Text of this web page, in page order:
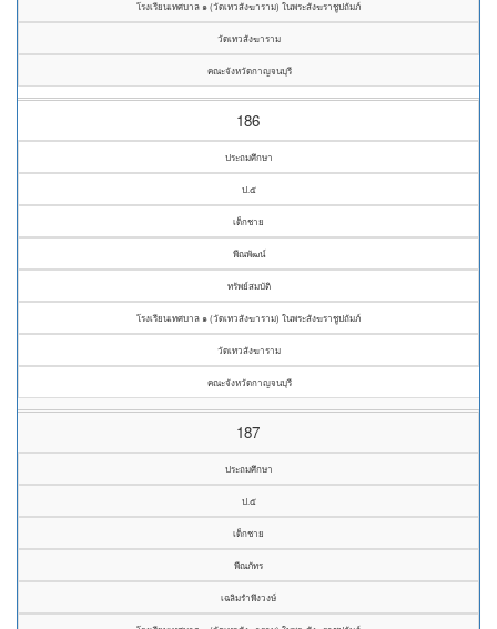
โรงเรียนเทศบาล ๑ (วัดเทวสังฆาราม) ในพระสังฆราชูปถัมภ์
วัดเทวสังฆาราม
คณะจังหวัดกาญจนบุรี
186
ประถมศึกษา
ป.๕
เด็กชาย
พีณพัฒน์
ทรัพย์สมบัติ
โรงเรียนเทศบาล ๑ (วัดเทวสังฆาราม) ในพระสังฆราชูปถัมภ์
วัดเทวสังฆาราม
คณะจังหวัดกาญจนบุรี
187
ประถมศึกษา
ป.๕
เด็กชาย
พีณภัทร
เฉลิมรำพึงวงษ์